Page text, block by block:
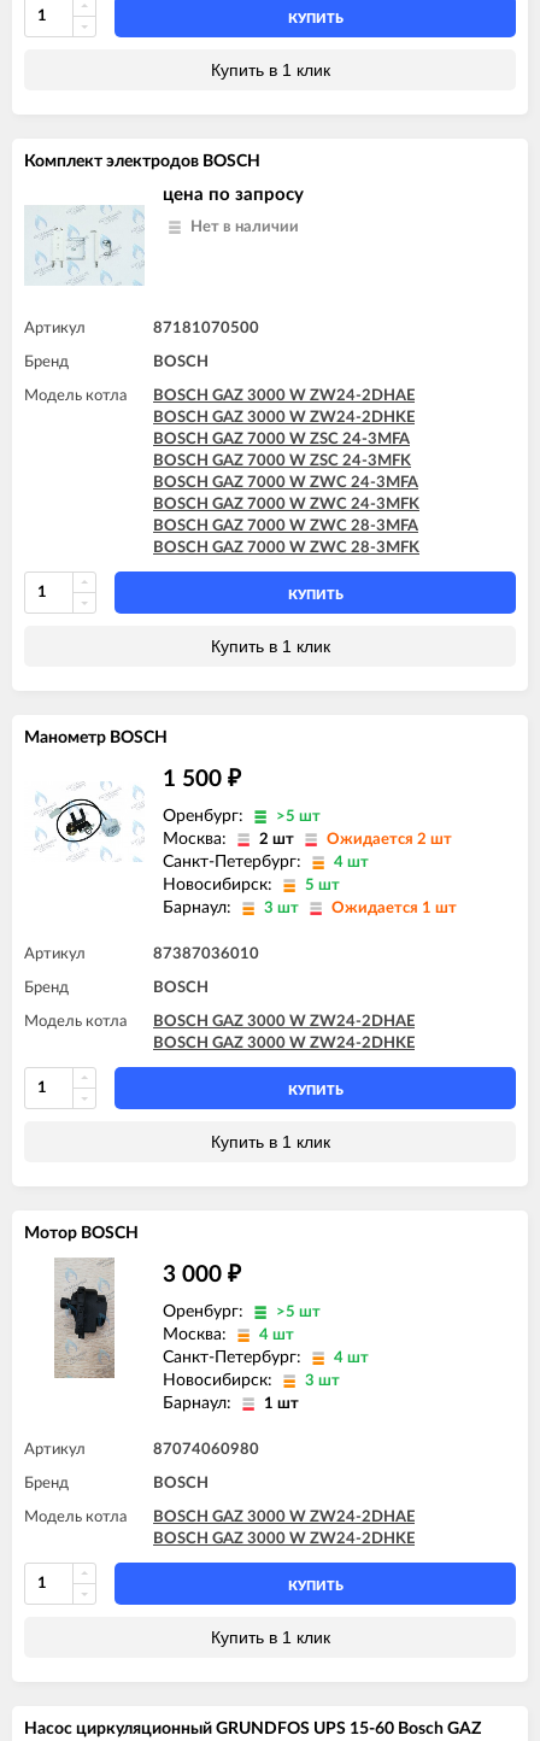
КУПИТЬ
Купить в 1 клик
Комплект электродов BOSCH
цена по запросу
Нет в наличии
Артикул 87181070500
Бренд BOSCH
Модель котла
BOSCH GAZ 3000 W ZW24-2DHAE
BOSCH GAZ 3000 W ZW24-2DHKE
BOSCH GAZ 7000 W ZSC 24-3MFA
BOSCH GAZ 7000 W ZSC 24-3MFK
BOSCH GAZ 7000 W ZWC 24-3MFA
BOSCH GAZ 7000 W ZWC 24-3MFK
BOSCH GAZ 7000 W ZWC 28-3MFA
BOSCH GAZ 7000 W ZWC 28-3MFK
КУПИТЬ
Купить в 1 клик
Манометр BOSCH
1 500 ₽
Оренбург: >5 шт
Москва: 2 шт Ожидается 2 шт
Санкт-Петербург: 4 шт
Новосибирск: 5 шт
Барнаул: 3 шт Ожидается 1 шт
Артикул 87387036010
Бренд BOSCH
Модель котла
BOSCH GAZ 3000 W ZW24-2DHAE
BOSCH GAZ 3000 W ZW24-2DHKE
КУПИТЬ
Купить в 1 клик
Мотор BOSCH
3 000 ₽
Оренбург: >5 шт
Москва: 4 шт
Санкт-Петербург: 4 шт
Новосибирск: 3 шт
Барнаул: 1 шт
Артикул 87074060980
Бренд BOSCH
Модель котла
BOSCH GAZ 3000 W ZW24-2DHAE
BOSCH GAZ 3000 W ZW24-2DHKE
КУПИТЬ
Купить в 1 клик
Насос циркуляционный GRUNDFOS UPS 15-60 Bosch GAZ